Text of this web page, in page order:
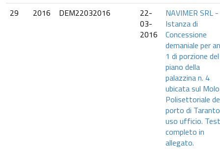
29
2016 DEM22032016
22-
03-
2016
NAVIMER SRL -
Istanza di
Concessione
demaniale per
1 di porzione
piano della
palazzina n. 4
ubicata sul Molo
Polisettoriale
porto di
uso ufficio.
completo in
allegato.